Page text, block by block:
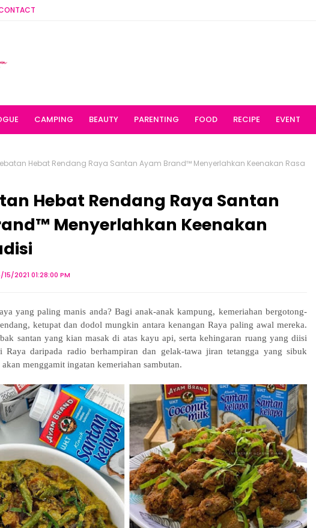
CAMPING BEAUTY PARENTING FOOD RECIPE EVENT
Hebat Rendang Raya Santan Ayam Brand™ Menyerlahkan Keenakan Rasa
Hebat Rendang Raya Santan
Menyerlahkan Keenakan
15/2021 01:28:00 PM
yang paling manis anda? Bagi anak-anak kampung, kemeriahan bergotong-
ketupat dan dodol mungkin antara kenangan Raya paling awal mereka.
santan yang kian masak di atas kayu api, serta kehingaran ruang yang diisi
Raya daripada radio berhampiran dan gelak-tawa jiran tetangga yang sibuk
menggamit ingatan kemeriahan sambutan.